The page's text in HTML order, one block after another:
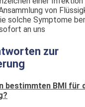
von
solche Symptome
an uns
zur
bestimmten BMI für